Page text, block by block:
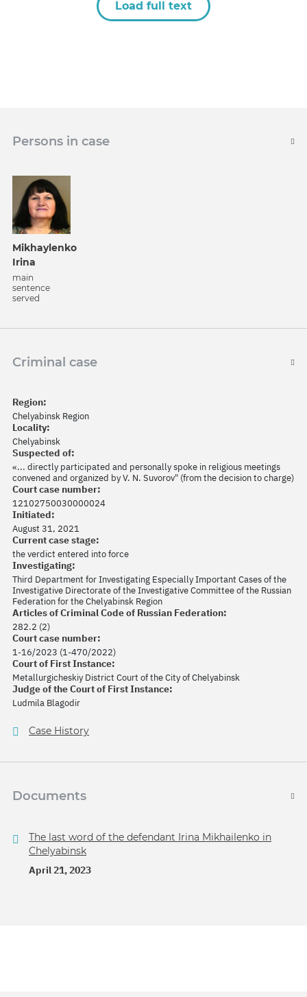
Load full text
Persons in case
Mikhaylenko
Irina
main
sentence
served
Criminal case
Region:
Chelyabinsk Region
Locality:
Chelyabinsk
Suspected of:
«... directly participated and personally spoke in religious meetings
convened and organized by V. N. Suvorov" (from the decision to charge)
Court case number:
12102750030000024
Initiated:
August 31, 2021
Current case stage:
the verdict entered into force
Investigating:
Third Department for Investigating Especially Important Cases of the
Investigative Directorate of the Investigative Committee of the Russian
Federation for the Chelyabinsk Region
Articles of Criminal Code of Russian Federation:
282.2 (2)
Court case number:
1-16/2023 (1-470/2022)
Court of First Instance:
Metallurgicheskiy District Court of the City of Chelyabinsk
Judge of the Court of First Instance:
Ludmila Blagodir
Case History
Documents
The last word of the defendant Irina Mikhailenko in
Chelyabinsk
April 21, 2023